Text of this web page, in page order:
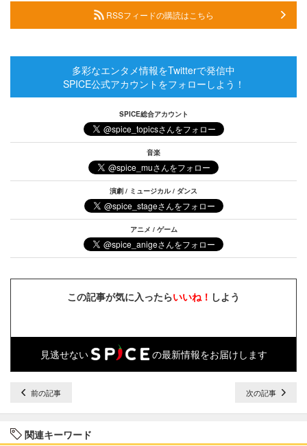
RSSフィードの購読はこちら
多彩なエンタメ情報をTwitterで発信中
SPICE公式アカウントをフォローしよう！
SPICE総合アカウント
音楽
演劇 / ミュージカル / ダンス
アニメ / ゲーム
この記事が気に入ったらいいね！ しよう
見逃せない の最新情報をお届けします
前の記事 次の記事
関連キーワード